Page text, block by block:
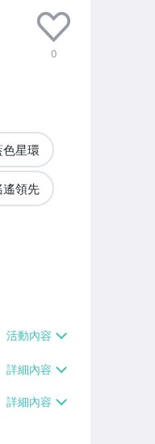
0
色星環
遙領先